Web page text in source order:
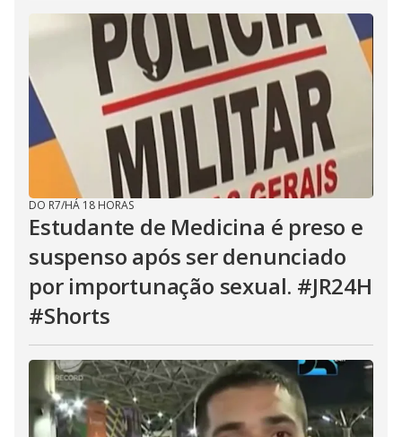
DO R7/HÁ 18 HORAS
Estudante de Medicina é preso e
suspenso após ser denunciado
por importunação sexual. #JR24H
#Shorts